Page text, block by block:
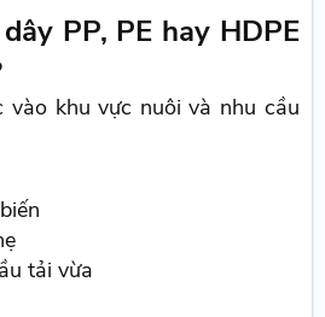
PP, PE hay HDPE
khu vực nuôi và nhu cầu
tải vừa